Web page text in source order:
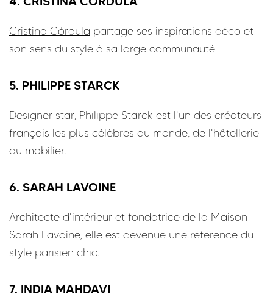
Cristina Córdula partage ses inspirations déco et
son sens du style à sa large communauté.
5. PHILIPPE STARCK
Designer star, Philippe Starck est l'un des créateurs
français les plus célèbres au monde, de l'hôtellerie
au mobilier.
6. SARAH LAVOINE
Architecte d'intérieur et fondatrice de la Maison
Sarah Lavoine, elle est devenue une référence du
style parisien chic.
7. INDIA MAHDAVI